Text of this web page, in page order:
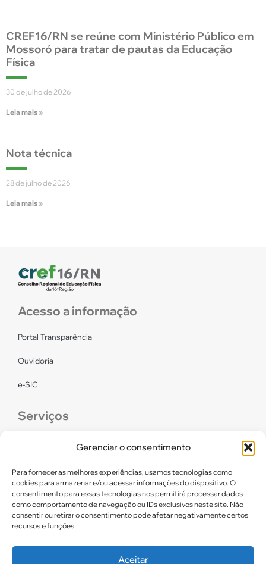
Gerenciar o consentimento
Para fornecer as melhores experiências, usamos tecnologias como
cookies para armazenar e/ou acessar informações do dispositivo. O
consentimento para essas tecnologias nos permitirá processar dados
como comportamento de navegação ou IDs exclusivos neste site. Não
consentir ou retirar o consentimento pode afetar negativamente certos
recursos e funções.
Aceitar
CREF16/RN se reúne com Ministério Público em
Mossoró para tratar de pautas da Educação
Física
30 de julho de 2026
Leia mais »
Nota técnica
28 de julho de 2026
Leia mais »
Acesso a informação
Portal Transparência
Ouvidoria
e-SIC
Serviços
Links úteis
Certidão de Quitação Eleitoral
Parceiros CREF16